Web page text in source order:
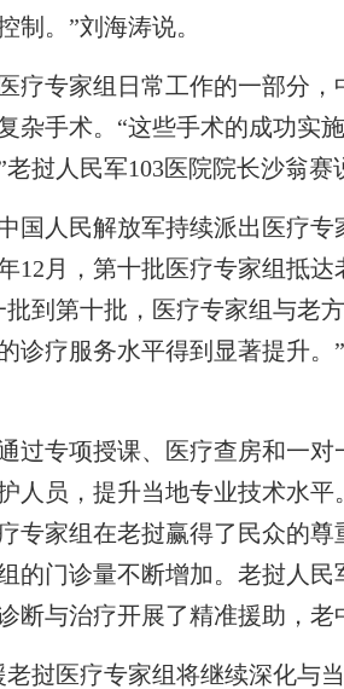
制。”刘海涛说。
专家组日常工作的一部分，
杂手术。“这些手术的成功实
挝人民军103医院院长沙翁赛
人民解放军持续派出医疗专
12月，第十批医疗专家组抵
到第十批，医疗专家组与老
诊疗服务水平得到显著提升
专项授课、医疗查房和一对
人员，提升当地专业技术水
专家组在老挝赢得了民众的
的门诊量不断增加。老挝人
断与治疗开展了精准援助，老
医疗专家组将继续深化与